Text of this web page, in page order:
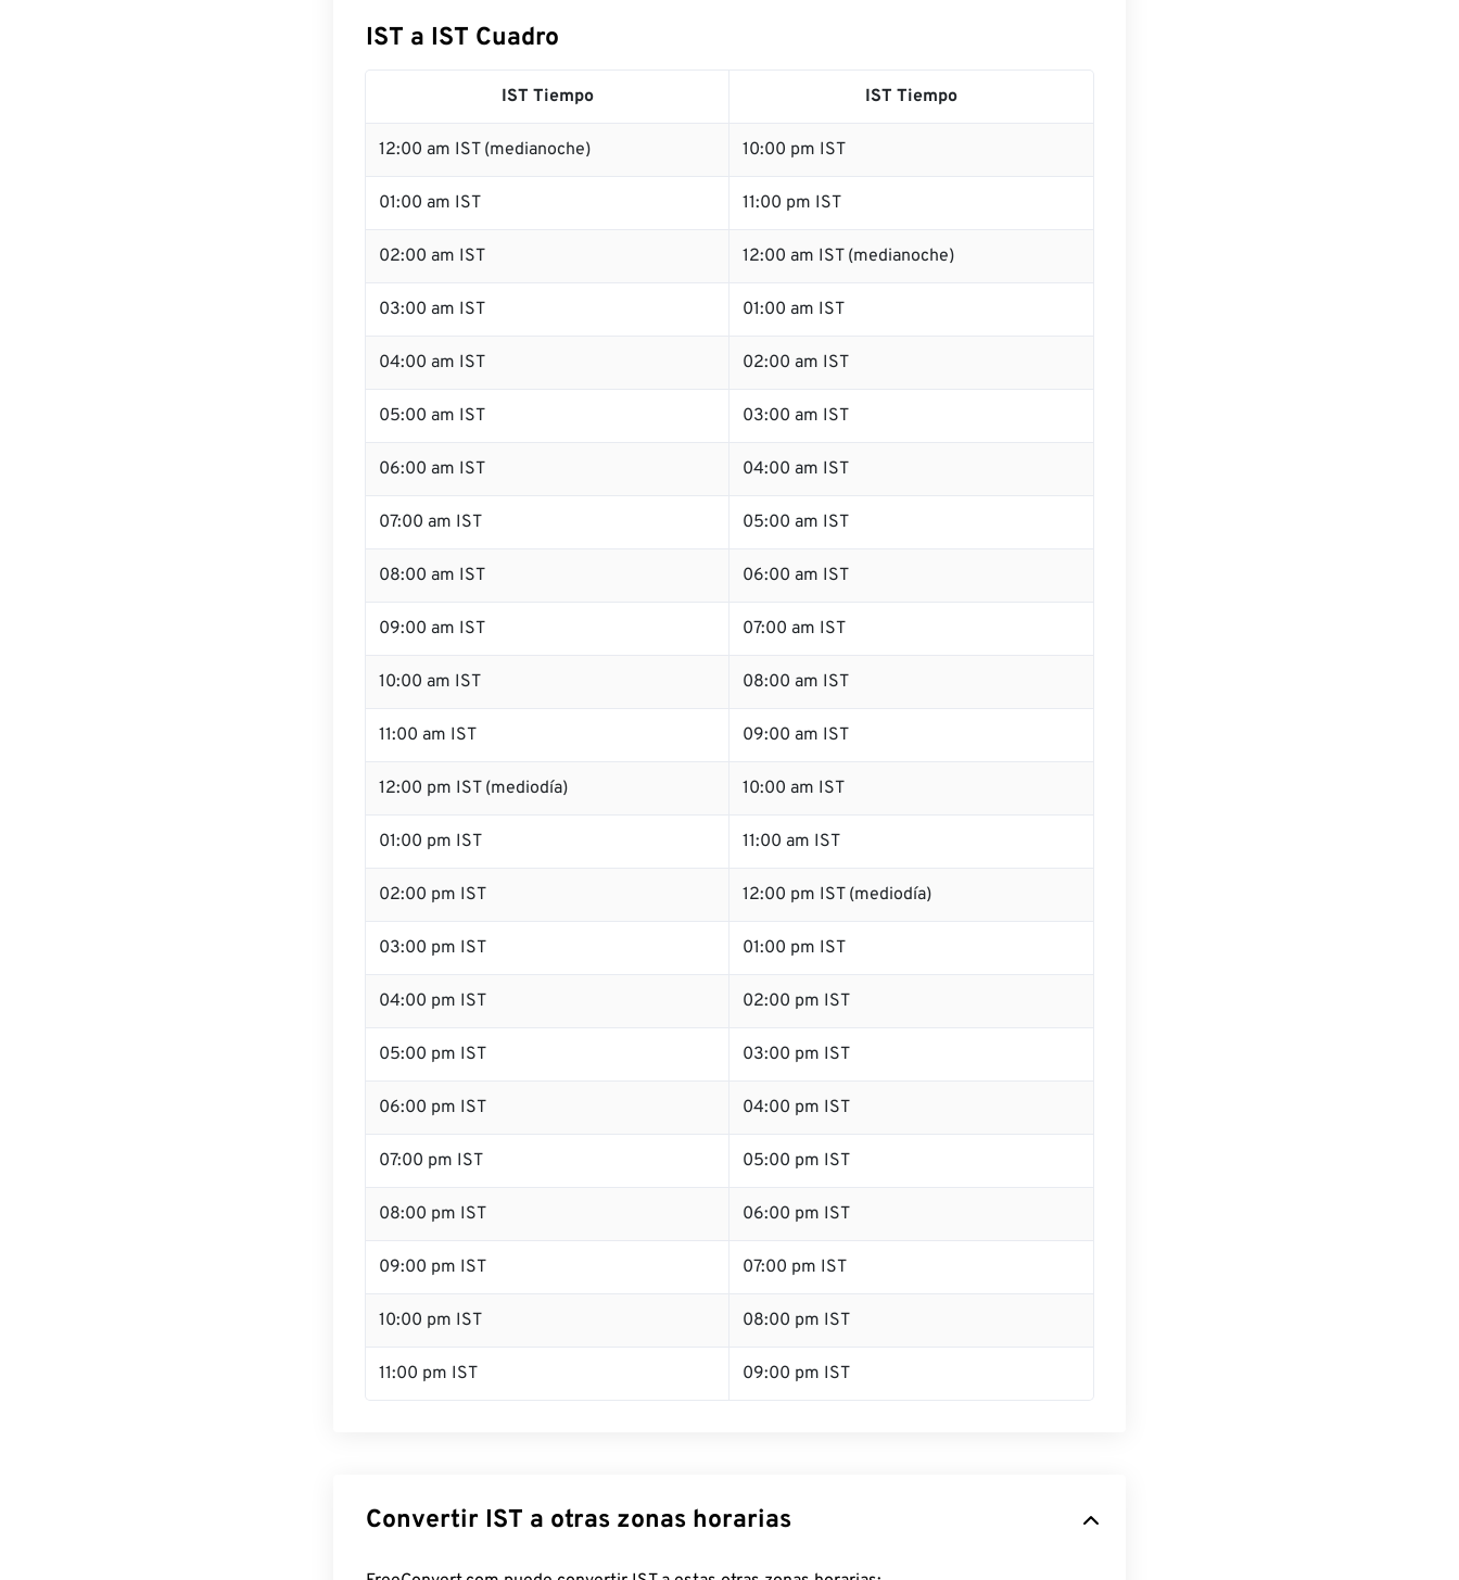
IST a IST Cuadro
IST Tiempo IST Tiempo
12:00 am IST (medianoche) 10:00 pm IST
01:00 am IST 11:00 pm IST
02:00 am IST 12:00 am IST (medianoche)
03:00 am IST 01:00 am IST
04:00 am IST 02:00 am IST
05:00 am IST 03:00 am IST
06:00 am IST 04:00 am IST
07:00 am IST 05:00 am IST
08:00 am IST 06:00 am IST
09:00 am IST 07:00 am IST
10:00 am IST 08:00 am IST
11:00 am IST 09:00 am IST
12:00 pm IST (mediodía) 10:00 am IST
01:00 pm IST 11:00 am IST
02:00 pm IST 12:00 pm IST (mediodía)
03:00 pm IST 01:00 pm IST
04:00 pm IST 02:00 pm IST
05:00 pm IST 03:00 pm IST
06:00 pm IST 04:00 pm IST
07:00 pm IST 05:00 pm IST
08:00 pm IST 06:00 pm IST
09:00 pm IST 07:00 pm IST
10:00 pm IST 08:00 pm IST
11:00 pm IST 09:00 pm IST
Convertir IST a otras zonas horarias